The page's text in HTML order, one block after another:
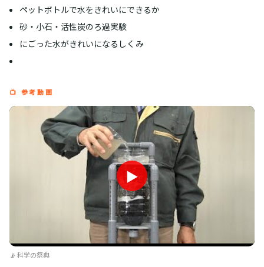
ペットボトルで水をきれいにできるか
砂・小石・活性炭のろ過実験
にごった水がきれいになるしくみ
📺 参考動画
▶
📡 科学の祭典